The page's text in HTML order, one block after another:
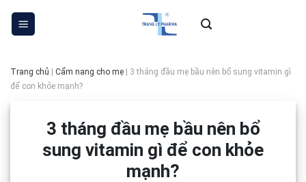
Skip
Trang chủ Cẩm nang cho mẹ
3 tháng đầu mẹ bầu nên bổ sung vitamin gì
để con khỏe mạnh?
3 tháng đầu mẹ bầu nên bổ
sung vitamin gì để con khỏe
mạnh?